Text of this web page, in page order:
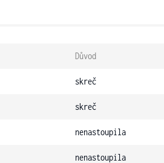
Důvod
skreč
skreč
nenastoupila
nenastoupila